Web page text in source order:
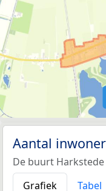
Aantal
De buurt
Grafiek
Tabel